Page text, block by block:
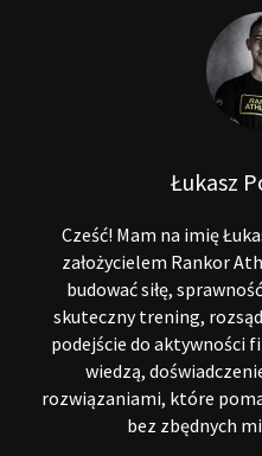
Łukasz
Cześć! Mam na imię
założycielem Rankor
budować siłę,
skuteczny trening,
podejście do aktywności
wiedzą,
rozwiązaniami, które
bez zbędnych